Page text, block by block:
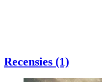
Recensies (1)